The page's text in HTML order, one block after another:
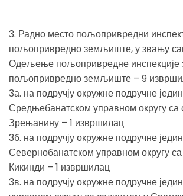
3. Радно место пољопривредни
пољопривредно земљиште, у звању
Одељење пољопривредне инспекције
пољопривредно земљиште – 9
3а. на подручју окружне подручне
Средњебанатском управном округу
Зрењанину – 1 извршилац
3б. на подручју окружне подручне
Севернобанатском управном округу
Кикинди – 1 извршилац
3в. на подручју окружне подручне